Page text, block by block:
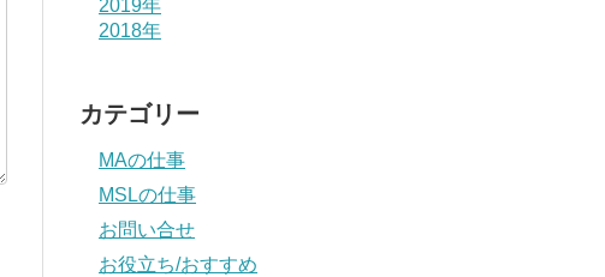
2019年
2018年
カテゴリー
MAの仕事
MSLの仕事
お問い合せ
お役立ち/おすすめ